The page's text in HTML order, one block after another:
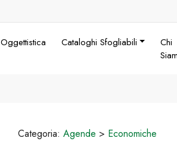
Oggettistica Cataloghi Sfogliabili
Chi
Categoria: Agende > Economiche